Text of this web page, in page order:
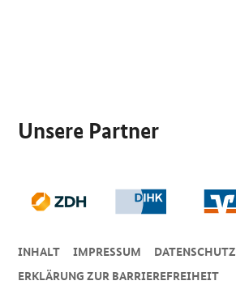
Unsere Partner
INHALT IMPRESSUM
DA­TEN­SCHUTZ
ERKLÄRUNG ZUR BARRIEREFREIHEIT